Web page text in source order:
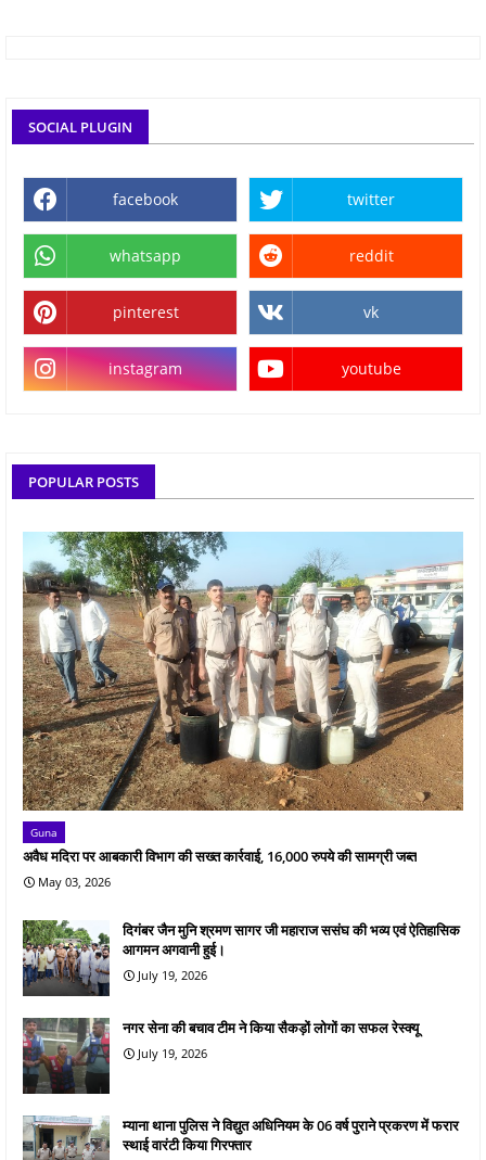
SOCIAL PLUGIN
facebook twitter
whatsapp reddit
pinterest vk
instagram youtube
POPULAR POSTS
Guna
अवैध मदिरा पर आबकारी विभाग की सख्त कार्रवाई, 16,000 रुपये की सामग्री जब्त
May 03, 2026
दिगंबर जैन मुनि श्रमण सागर जी महाराज ससंघ की भव्य एवं ऐतिहासिक
आगमन अगवानी हुई।
July 19, 2026
नगर सेना की बचाव टीम ने किया सैकड़ों लोगों का सफल रेस्क्यू
July 19, 2026
म्याना थाना पुलिस ने विद्युत अधिनियम के 06 वर्ष पुराने प्रकरण में फरार
स्थाई वारंटी किया गिरफ्तार